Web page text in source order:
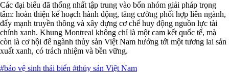
Các đại biểu đã thống nhất tập trung vào bốn nhóm giải pháp trọng
tâm: hoàn thiện kế hoạch hành động, tăng cường phối hợp liên ngành,
đẩy mạnh truyền thông và xây dựng cơ chế huy động nguồn lực tài
chính xanh. Khung Montreal không chỉ là một cam kết quốc tế, mà
còn là cơ hội để ngành thủy sản Việt Nam hướng tới một tương lai sản
xuất xanh, có trách nhiệm và bền vững.
#bảo vệ sinh thái biển #thủy sản Việt Nam